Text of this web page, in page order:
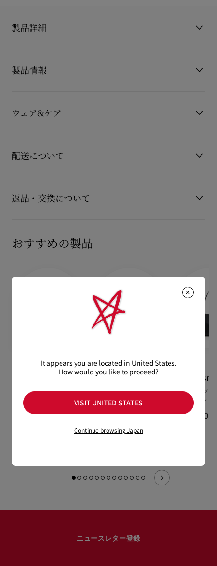
製品詳細
ピラ クル は、ひときわ目を引くウェッジサンダルです。
で縁取られています。このモデルは、花柄のプリントが施され
たボタニカ クレープサテンを使用しています。
このモデルは、ルブタンのシグネチャーレッドの耐久性と鮮や
かさを長持ちさせる革新的なコーティング技術により、エバー
製品情報
素材 クレープサテン
ウェア&ケア
つかの注意事項がございます。詳しくは製品のお手入れをご確
認くださいませ。
配送について
15,000円(税込)以上のご注文は、送料無料でお届けいたしま
す。
通常1-2営業日以内にヤマト運輸にて発送いたします。
※なお、一部の地域や天候不良、決済確認等により発送が遅延す
る場合がございます。ご了承ください。
詳しい配送に関する情報は下記よりご確認くださいませ。
もっと読む
返品・交換について
けております。返品送料は無料です。
せ。
おすすめの製品
スニーカー - カーフレザー -
ホワイト - ウィメンズ
¥ 137,500
Nostalgic
ベルトバッグ - カーフレザ
ー - レッド
¥ 264,000
Bettina
トートバッグ -
ー - ブラック
¥ 293,700
ニュースレター登録
It appears you are located in United States.
How would you like to proceed?
VISIT UNITED STATES
Continue browsing Japan